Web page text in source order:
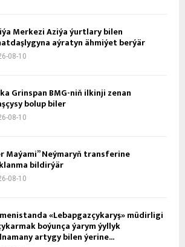
Merkezi Aziýa ýurtlary bilen
aýratyn ähmiýet berýär
08-10
Grinspan BMG-niň ilkinji zenan
bolup biler
08-10
Maýami” Neýmaryň transferine
bildirýär
08-10
«Lebapgazçykaryş» müdirligi
boýunça ýarym ýyllyk
artygy bilen ýerine...